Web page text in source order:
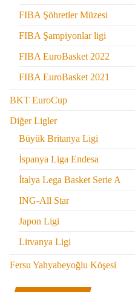
FIBA Şöhretler Müzesi
FIBA Şampiyonlar ligi
FIBA EuroBasket 2022
FIBA EuroBasket 2021
BKT EuroCup
Diğer Ligler
Büyük Britanya Ligi
İspanya Liga Endesa
İtalya Lega Basket Serie A
ING-All Star
Japon Ligi
Litvanya Ligi
Fersu Yahyabeyoğlu Köşesi